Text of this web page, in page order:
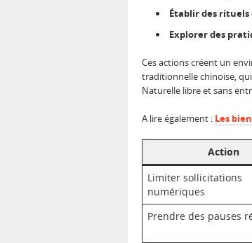
Établir des
Explorer des
Ces actions créent un
traditionnelle chinoise,
Naturelle libre et sans
A lire également : Les
Action
Limiter sollicitations
numériques
Prendre des pauses